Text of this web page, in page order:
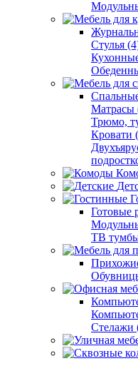
Стулья
Матрасы
Трюмо,
Кровати
Готовые
ТВ
Стелажи